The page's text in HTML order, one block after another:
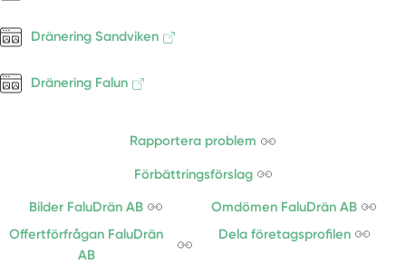
Dränering Sandviken
Dränering Falun
Rapportera problem
Förbättringsförslag
Bilder FaluDrän AB
Omdömen FaluDrän AB
Offertförfrågan FaluDrän
AB
Dela företagsprofilen